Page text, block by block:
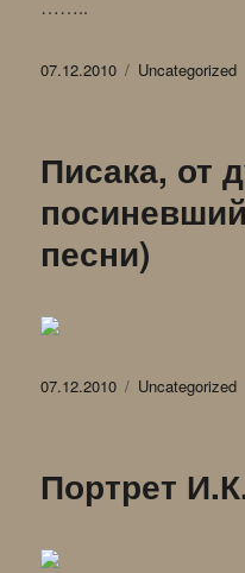
……..
Опубликовано
07.12.2010 Рубрики
Uncategorized
Писака, от
песни)
Опубликовано
07.12.2010 Рубрики
Uncategorized
Портрет